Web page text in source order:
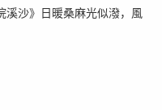
溪沙》日暖桑麻光似潑，風